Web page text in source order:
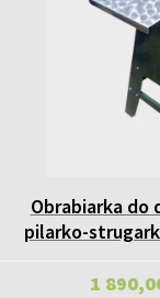
Obrabiarka do
pilarko-
1